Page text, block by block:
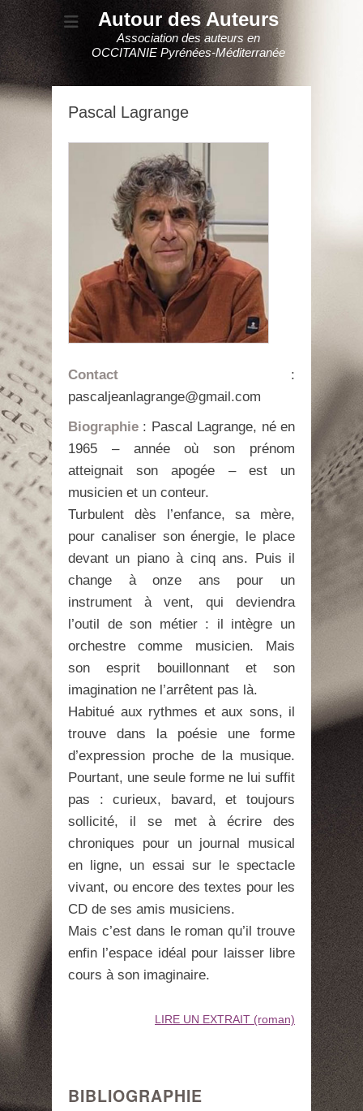
Autour des Auteurs
Association des auteurs en
OCCITANIE Pyrénées-Méditerranée
Pascal Lagrange
Contact :
pascaljeanlagrange@gmail.com
Biographie : Pascal Lagrange, né en
1965 – année où son prénom
atteignait son apogée – est un
musicien et un conteur.
Turbulent dès l’enfance, sa mère,
pour canaliser son énergie, le place
devant un piano à cinq ans. Puis il
change à onze ans pour un
instrument à vent, qui deviendra
l’outil de son métier : il intègre un
orchestre comme musicien. Mais
son esprit bouillonnant et son
imagination ne l’arrêtent pas là.
Habitué aux rythmes et aux sons, il
trouve dans la poésie une forme
d’expression proche de la musique.
Pourtant, une seule forme ne lui suffit
pas : curieux, bavard, et toujours
sollicité, il se met à écrire des
chroniques pour un journal musical
en ligne, un essai sur le spectacle
vivant, ou encore des textes pour les
CD de ses amis musiciens.
Mais c’est dans le roman qu’il trouve
enfin l’espace idéal pour laisser libre
cours à son imaginaire.
LIRE UN EXTRAIT (roman)
BIBLIOGRAPHIE